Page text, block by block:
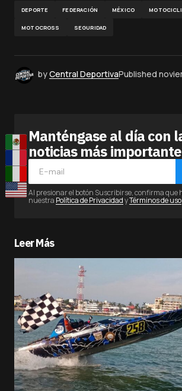
DEPORTE FEDERACIÓN MÉXICO
MOTOCROSS SEGURIDAD
byCentral DeportivaPublished
Manténgase al día con
noticias más
Al presionar el botón Suscribirse, confirma que
nuestra Política de PrivacidadyTérminos de uso
Leer Más